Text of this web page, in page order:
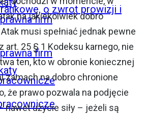
prawna firm
o zwrot prowizji i
prawna firm
na jakiekolwiek dobro
musi spełniać jednak pewne
art. 25 § 1 Kodeksu karnego, nie
ten, kto w obronie koniecznej
zamach na dobro chronione
że prawo pozwala na podjęcie
nawet użycie siły – jeżeli są